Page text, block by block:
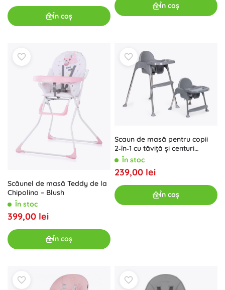
În coș
În coș
Scăunel de masă Teddy de la
Chipolino – Blush
În stoc
399,00 lei
În coș
Scaun de masă pentru copii
2‑în‑1 cu tăviță și centuri
ECOTOYS
În stoc
239,00 lei
În coș